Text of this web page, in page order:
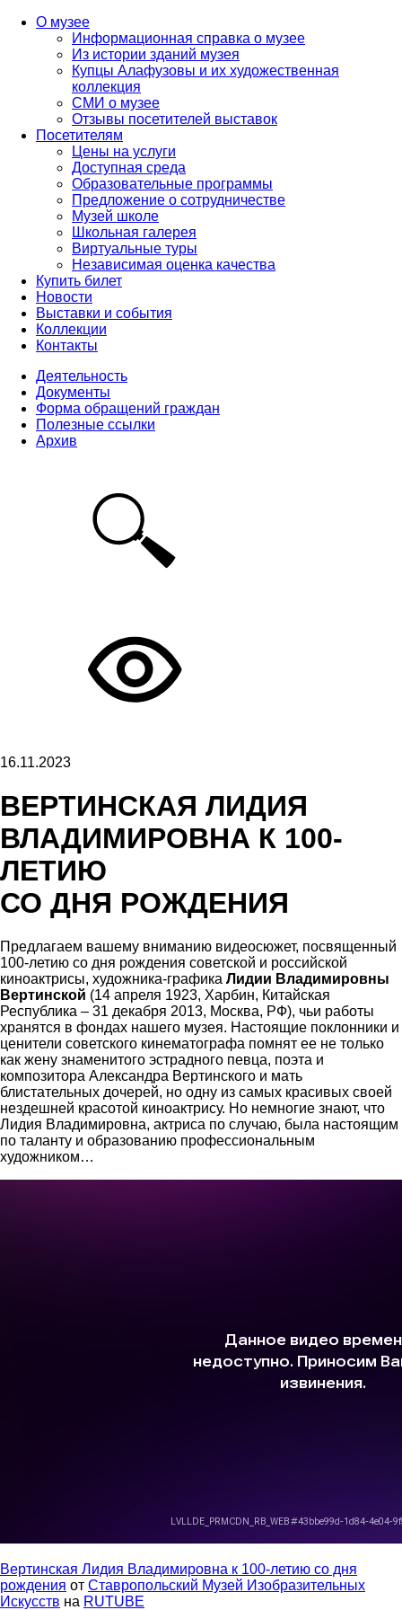
О музее
Информационная справка о музее
Из истории зданий музея
Купцы Алафузовы и их художественная
коллекция
СМИ о музее
Отзывы посетителей выставок
Посетителям
Цены на услуги
Доступная среда
Образовательные программы
Предложение о сотрудничестве
Музей школе
Школьная галерея
Виртуальные туры
Независимая оценка качества
Купить билет
Новости
Выставки и события
Коллекции
Контакты
Деятельность
Документы
Форма обращений граждан
Полезные ссылки
Архив
16.11.2023
ВЕРТИНСКАЯ ЛИДИЯ
ВЛАДИМИРОВНА К 100-
ЛЕТИЮ
СО ДНЯ РОЖДЕНИЯ
Предлагаем вашему вниманию видеосюжет, посвященный
100-летию со дня рождения советской и российской
киноактрисы, художника-графика Лидии Владимировны
Вертинской (14 апреля 1923, Харбин, Китайская
Республика – 31 декабря 2013, Москва, РФ), чьи работы
хранятся в фондах нашего музея. Настоящие поклонники и
ценители советского кинематографа помнят ее не только
как жену знаменитого эстрадного певца, поэта и
композитора Александра Вертинского и мать
блистательных дочерей, но одну из самых красивых своей
нездешней красотой киноактрису. Но немногие знают, что
Лидия Владимировна, актриса по случаю, была настоящим
по таланту и образованию профессиональным
художником…
Вертинская Лидия Владимировна к 100-летию со дня
рождения от Ставропольский Музей Изобразительных
Искусств на RUTUBE